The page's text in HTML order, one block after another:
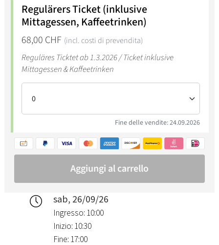
sab, 26/09/26
Ingresso: 10:00
Inizio: 10:30
Fine: 17:00